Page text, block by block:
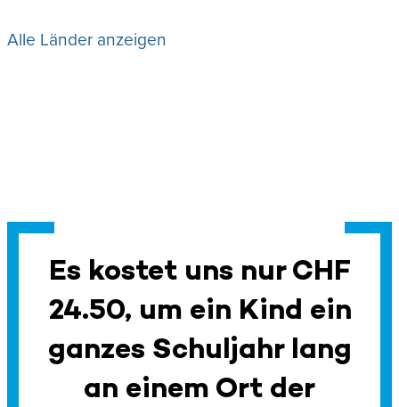
Alle Länder anzeigen
Es kostet uns nur CHF
24.50, um ein Kind ein
ganzes Schuljahr lang
an einem Ort der